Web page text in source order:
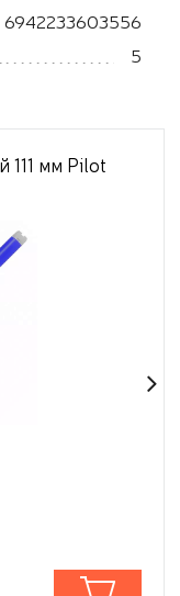
6942233603556
5
111 мм Pilot